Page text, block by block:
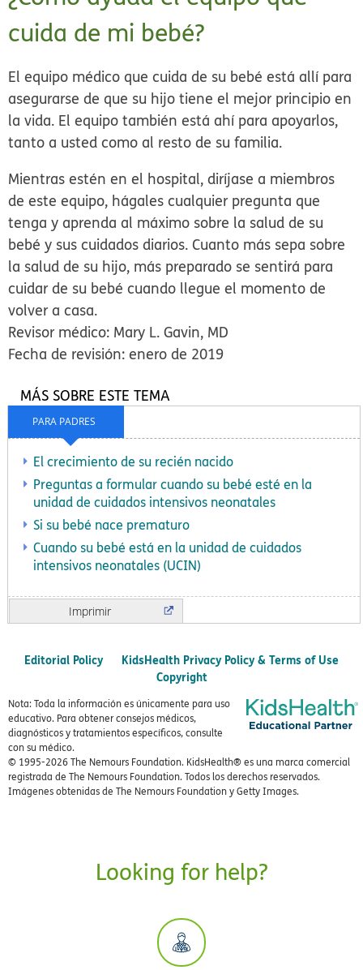
cuida de mi bebé?
El equipo médico que cuida de su bebé está allí para
asegurarse de que su hijo tiene el mejor principio en
la vida. El equipo también está ahí para apoyarlos,
tanto a usted como al resto de su familia.
Mientras estén en el hospital, diríjase a miembros
de este equipo, hágales cualquier pregunta que
tenga y aprenda al máximo sobre la salud de su
bebé y sus cuidados diarios. Cuanto más sepa sobre
la salud de su hijo, más preparado se sentirá para
cuidar de su bebé cuando llegue el momento de
volver a casa.
Revisor médico: Mary L. Gavin, MD
Fecha de revisión: enero de 2019
PARA PADRES
MÁS SOBRE ESTE TEMA
El crecimiento de su recién nacido
Preguntas a formular cuando su bebé esté en la
unidad de cuidados intensivos neonatales
Si su bebé nace prematuro
Cuando su bebé está en la unidad de cuidados
intensivos neonatales (UCIN)
Imprimir
Editorial Policy
KidsHealth Privacy Policy & Terms of Use
Copyright
Nota: Toda la información es únicamente para uso
educativo. Para obtener consejos médicos,
diagnósticos y tratamientos específicos, consulte
con su médico.
© 1995-2026 The Nemours Foundation. KidsHealth® es una marca comercial
registrada de The Nemours Foundation. Todos los derechos reservados.
Imágenes obtenidas de The Nemours Foundation y Getty Images.
Looking for help?